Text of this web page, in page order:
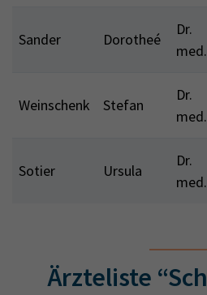
Sander Dorotheé
Dr.
med.
Weinschenk Stefan
Dr.
med.
Sotier Ursula
Dr.
med.
Ärzteliste